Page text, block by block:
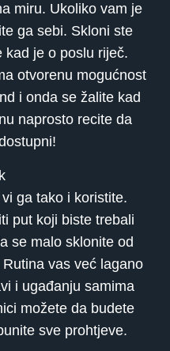
miru. Ukoliko vam je
ga sebi. Skloni ste
kad je o poslu riječ.
otvorenu mogućnost
i onda se žalite kad
naprosto recite da
ga tako i koristite.
put koji biste trebali
se malo sklonite od
vas već lagano
i ugađanju samima
možete da budete
sve prohtjeve.